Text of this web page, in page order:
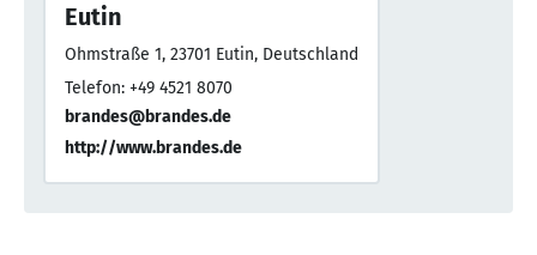
Eutin
Ohmstraße 1, 23701 Eutin, Deutschland
Telefon: +49 4521 8070
brandes@brandes.de
http://www.brandes.de